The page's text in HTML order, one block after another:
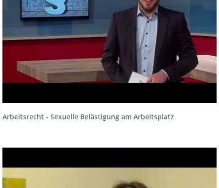
Arbeitsrecht - Sexuelle Belästigung am Arbeitsplatz